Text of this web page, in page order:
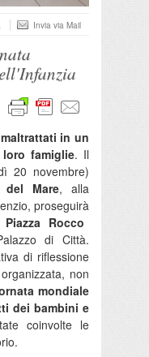
Invia via Mail
in un
famiglie. Il
20 novembre)
del Mare, alla
proseguirà
Rocco
di Città.
di riflessione
non
mondiale
dei bambini e
coinvolte le